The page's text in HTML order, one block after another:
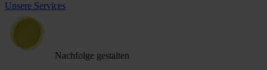
Unsere Services
Nachfolge gestalten